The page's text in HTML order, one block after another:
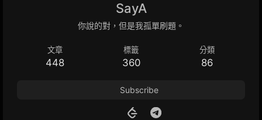
SayA
你說的對，但是我孤單刷題。
文章
448
標籤
360
分類
86
Subscribe